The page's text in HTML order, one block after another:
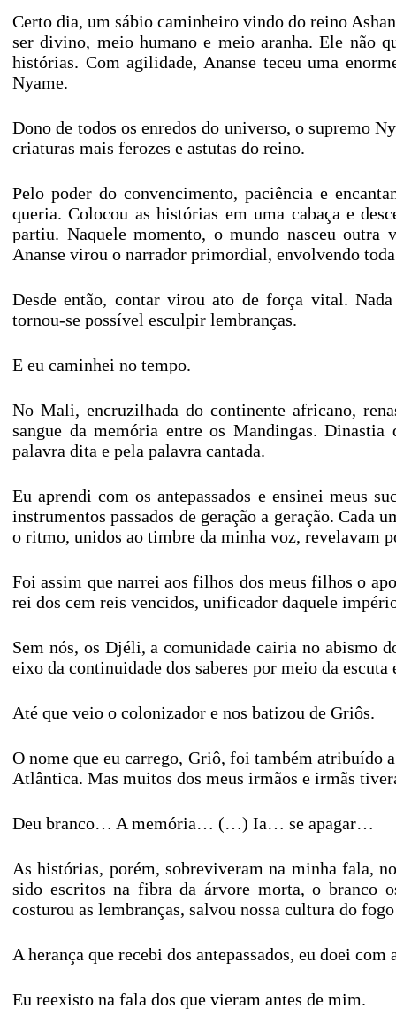
Certo dia, um sábio caminheiro vindo do reino
ser divino, meio humano e meio aranha. Ele não
histórias. Com agilidade, Ananse teceu uma
Nyame.
Dono de todos os enredos do universo, o supremo
criaturas mais ferozes e astutas do reino.
Pelo poder do convencimento, paciência e
queria. Colocou as histórias em uma cabaça e
partiu. Naquele momento, o mundo nasceu outra
Ananse virou o narrador primordial, envolvendo
Desde então, contar virou ato de força vital.
tornou-se possível esculpir lembranças.
E eu caminhei no tempo.
No Mali, encruzilhada do continente africano,
sangue da memória entre os Mandingas.
palavra dita e pela palavra cantada.
Eu aprendi com os antepassados e ensinei meus
instrumentos passados de geração a geração. Cada
o ritmo, unidos ao timbre da minha voz, revelavam
Foi assim que narrei aos filhos dos meus filhos o
rei dos cem reis vencidos, unificador daquele
Sem nós, os Djéli, a comunidade cairia no abismo
eixo da continuidade dos saberes por meio da escuta
Até que veio o colonizador e nos batizou de Griôs.
O nome que eu carrego, Griô, foi também atribuído
Atlântica. Mas muitos dos meus irmãos e irmãs
Deu branco… A memória… (…) Ia… se apagar…
As histórias, porém, sobreviveram na minha fala,
sido escritos na fibra da árvore morta, o branco
costurou as lembranças, salvou nossa cultura do
A herança que recebi dos antepassados, eu doei com
Eu reexisto na fala dos que vieram antes de mim.